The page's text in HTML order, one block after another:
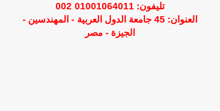
تليفون: 01001064011 002
العنوان: 45 جامعة الدول العربية - المهندسين -
الجيزة - مصر